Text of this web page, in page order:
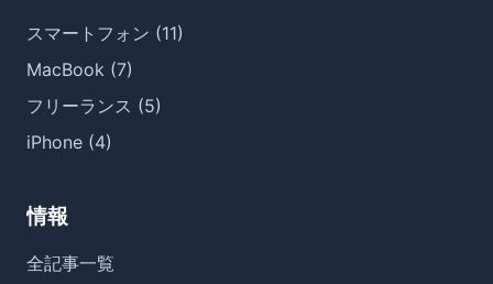
スマートフォン (11)
MacBook (7)
フリーランス (5)
iPhone (4)
情報
全記事一覧